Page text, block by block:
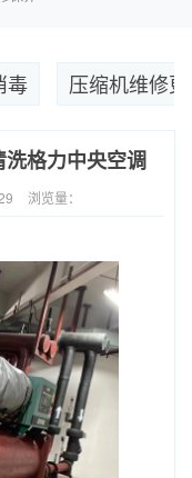
毒 压缩机维修
格力中央空调
浏览量：